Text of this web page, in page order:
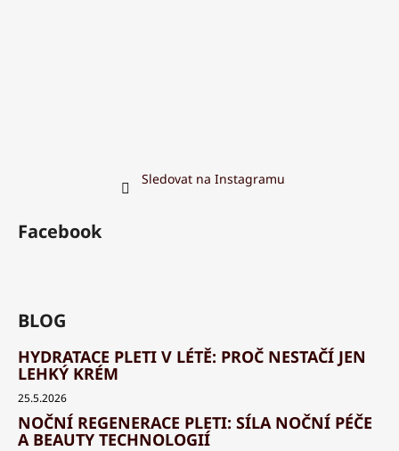
Sledovat na Instagramu
Facebook
BLOG
HYDRATACE PLETI V LÉTĚ: PROČ NESTAČÍ JEN
LEHKÝ KRÉM
25.5.2026
NOČNÍ REGENERACE PLETI: SÍLA NOČNÍ PÉČE
A BEAUTY TECHNOLOGIÍ